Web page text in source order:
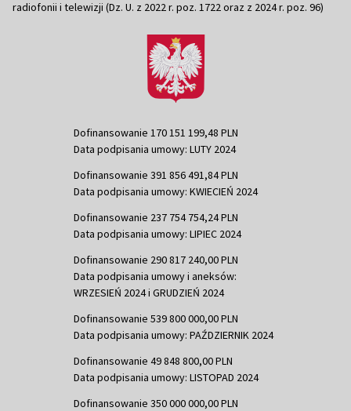
radiofonii i telewizji (Dz. U. z 2022 r. poz. 1722 oraz z 2024 r. poz. 96)
Dofinansowanie 170 151 199,48 PLN
Data podpisania umowy: LUTY 2024
Dofinansowanie 391 856 491,84 PLN
Data podpisania umowy: KWIECIEŃ 2024
Dofinansowanie 237 754 754,24 PLN
Data podpisania umowy: LIPIEC 2024
Dofinansowanie 290 817 240,00 PLN
Data podpisania umowy i aneksów:
WRZESIEŃ 2024 i GRUDZIEŃ 2024
Dofinansowanie 539 800 000,00 PLN
Data podpisania umowy: PAŹDZIERNIK 2024
Dofinansowanie 49 848 800,00 PLN
Data podpisania umowy: LISTOPAD 2024
Dofinansowanie 350 000 000,00 PLN